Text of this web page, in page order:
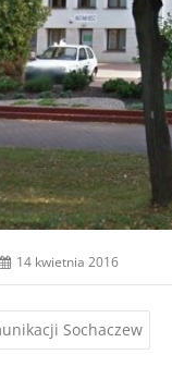
14 kwietnia 2016
Sochaczew